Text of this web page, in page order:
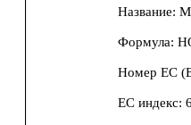
Название:
Формула:
Номер ЕС
ЕС индекс: